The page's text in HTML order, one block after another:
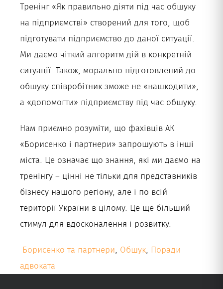
Тренінг «Як правильно діяти під час обшуку
на підприємстві» створений для того, щоб
підготувати підприємство до даної ситуації.
Ми даємо чіткий алгоритм дій в конкретній
ситуації. Також, морально підготовлений до
обшуку співробітник зможе не «нашкодити»,
а «допомогти» підприємству під час обшуку.
Нам приємно розуміти, що фахівців АК
«Борисенко і партнери» запрошують в інші
міста. Це означає що знання, які ми даємо на
тренінгу – цінні не тільки для представників
бізнесу нашого регіону, але і по всій
території України в цілому. Це ще більший
стимул для вдосконалення і розвитку.
Борисенко та партнери, Обшук, Поради
адвоката